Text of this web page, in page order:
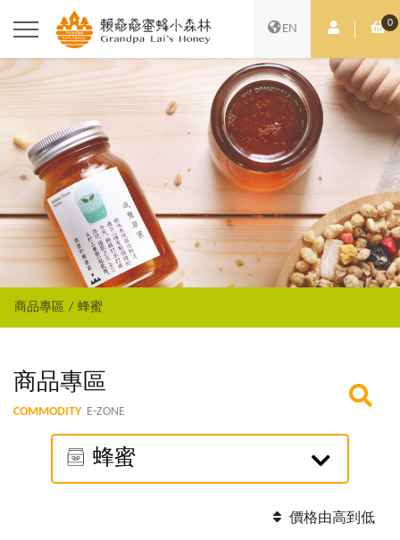
EN 會員中心0
購
商品專區 蜂蜜
商品專區
COMMODITY E-ZONE
蜂蜜
價格由高到低